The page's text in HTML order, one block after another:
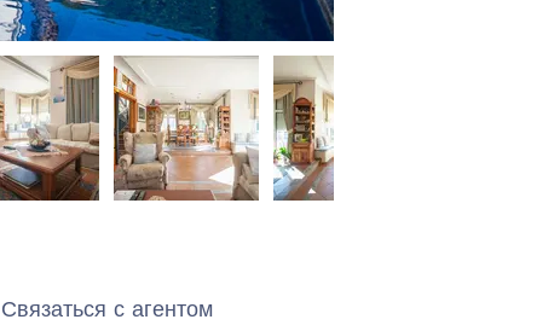
Связаться с агентом